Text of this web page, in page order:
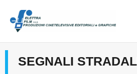
content
SEGNALI